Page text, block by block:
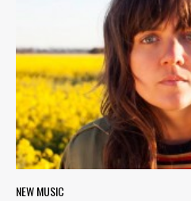
NEW MUSIC